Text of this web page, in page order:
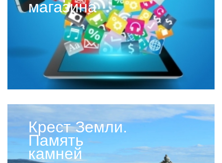
магазина
Крест Земли.
Память
камней